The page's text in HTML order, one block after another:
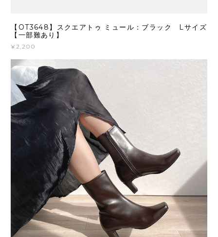
【OT3648】スクエアトゥ ミュール：ブラック Lサイズ
【一部難あり】
¥2,200